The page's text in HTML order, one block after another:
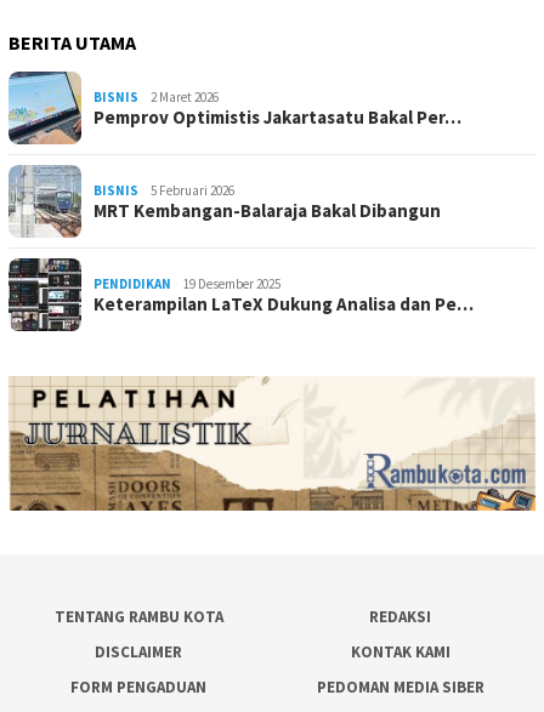
BERITA UTAMA
BISNIS 2 Maret 2026
Pemprov Optimistis Jakartasatu Bakal Per…
BISNIS 5 Februari 2026
MRT Kembangan-Balaraja Bakal Dibangun
PENDIDIKAN 19 Desember 2025
Keterampilan LaTeX Dukung Analisa dan Pe…
TENTANG RAMBU KOTA
REDAKSI
DISCLAIMER
KONTAK KAMI
FORM PENGADUAN
PEDOMAN MEDIA SIBER